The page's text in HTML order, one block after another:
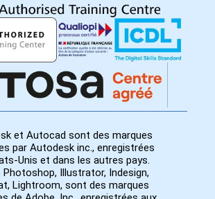
et Autocad sont des marques
par Autodesk inc., enregistrées
Unis et dans les autres pays.
Photoshop, Illustrator, Indesign,
Lightroom, sont des marques